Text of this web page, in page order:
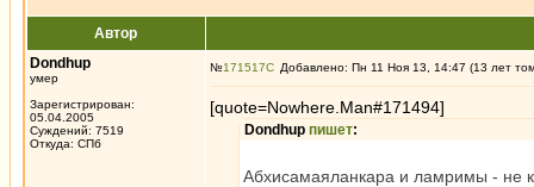
Автор
Dondhup
умер
Зарегистрирован:
05.04.2005
Суждений: 7519
Откуда: СПб
№171517 Добавлено: Пн 11 Ноя 13, 14:47 (13 лет
[quote=Nowhere.Man#171494]
Dondhup пишет:
Абхисамаяланкара и ламримы - не